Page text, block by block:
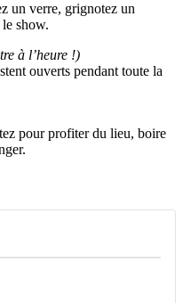
un verre, grignotez un
show.
à l’heure !)
ouverts pendant toute la
pour profiter du lieu, boire